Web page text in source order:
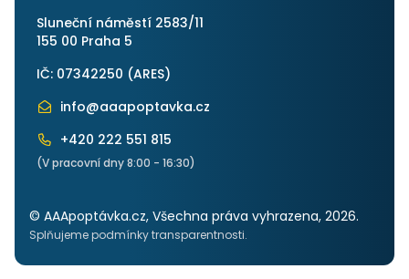
Sluneční náměstí 2583/11
155 00 Praha 5
IČ: 07342250 (ARES)
info@aaapoptavka.cz
+420 222 551 815
(V pracovní dny 8:00 - 16:30)
© AAApoptávka.cz, Všechna práva vyhrazena, 2026.
Splňujeme podmínky transparentnosti.